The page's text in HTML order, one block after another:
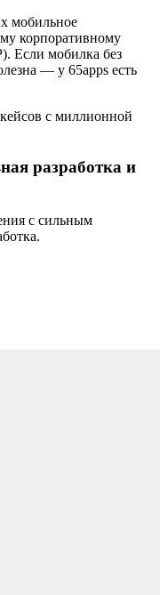
мобильное
корпоративному
Если мобилка без
— у 65apps есть
с миллионной
разработка и
с сильным